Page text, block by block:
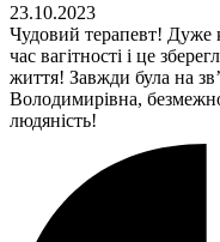
23.10.2023
Чудовий терапевт! Дуже
час вагітності і це
життя! Завжди була на
Володимирівна,
людяність!